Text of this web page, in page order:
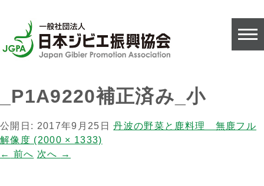
_P1A9220補正済み_小
公開日: 2017年9月25日 丹波の野菜と鹿料理 無鹿フル
解像度 (2000 × 1333)
← 前へ 次へ →